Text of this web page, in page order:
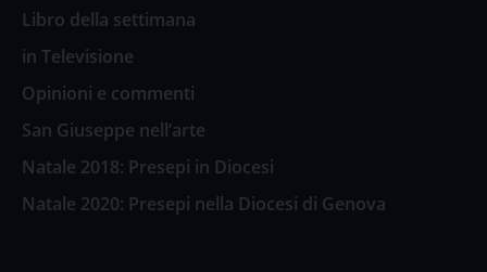
Libro della settimana
in Televisione
Opinioni e commenti
San Giuseppe nell’arte
Natale 2018: Presepi in Diocesi
Natale 2020: Presepi nella Diocesi di Genova